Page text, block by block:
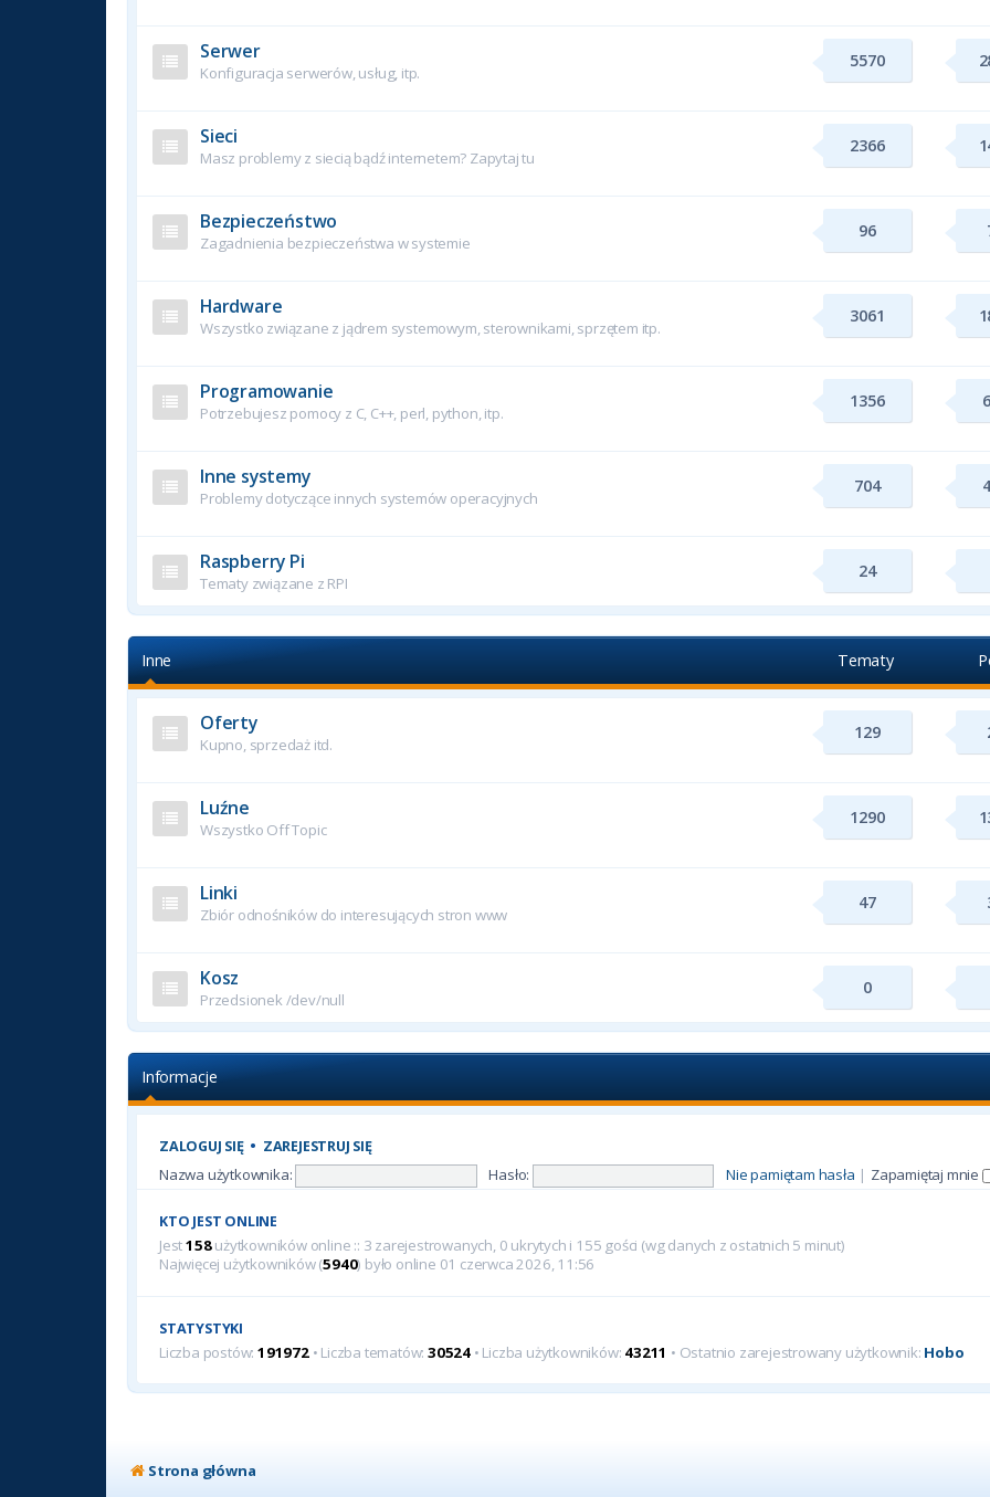
Serwer
Konfiguracja serwerów, usług, itp.
5570
Sieci
Masz problemy z siecią bądź internetem? Zapytaj tu
2366
Bezpieczeństwo
Zagadnienia bezpieczeństwa w systemie
96
Hardware
Wszystko związane z jądrem systemowym, sterownikami, sprzętem itp.
3061
Programowanie
Potrzebujesz pomocy z C, C++, perl, python, itp.
1356
Inne systemy
Problemy dotyczące innych systemów operacyjnych
704
Raspberry Pi
Tematy związane z RPI
24
Inne Tematy
Oferty
Kupno, sprzedaż itd.
129
Luźne
Wszystko Off Topic
1290
Linki
Zbiór odnośników do interesujących stron www
47
Kosz
Przedsionek /dev/null
0
Informacje
ZALOGUJ SIĘ• ZAREJESTRUJ SIĘ
Nazwa użytkownika: Hasło: Nie pamiętam hasła | Zapamiętaj mnie
KTO JEST ONLINE
Jest158użytkowników online :: 3 zarejestrowanych, 0 ukrytych i 155 gości (wg danych z ostatnich 5 minut)
Najwięcej użytkowników (5940) było online 01 czerwca 2026, 11:56
STATYSTYKI
Liczba postów: 191972• Liczba tematów:30524 • Liczba użytkowników: 43211 • Ostatnio zarejestrowany użytkownik: Hobo
Strona główna